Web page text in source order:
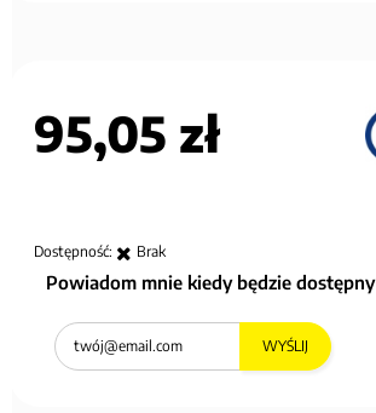
95,05 zł
Dostępność: Brak
Powiadom mnie kiedy będzie dostępny
WYŚLIJ